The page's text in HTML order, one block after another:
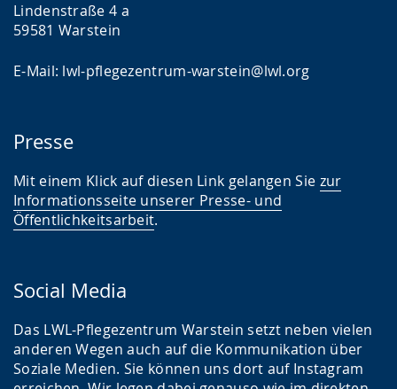
Lindenstraße 4 a
59581 Warstein
E-Mail: lwl-pflegezentrum-warstein@lwl.org
Presse
Mit einem Klick auf diesen Link gelangen Sie zur
Informationsseite unserer Presse- und
Öffentlichkeitsarbeit.
Social Media
Das LWL-Pflegezentrum Warstein setzt neben vielen
anderen Wegen auch auf die Kommunikation über
Soziale Medien. Sie können uns dort auf Instagram